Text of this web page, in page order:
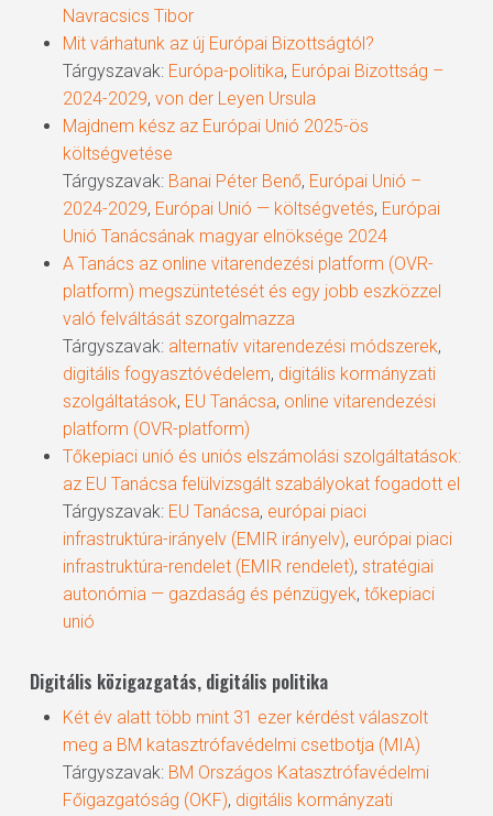
Navracsics Tibor
Mit várhatunk az új Európai Bizottságtól?
Tárgyszavak: Európa-politika, Európai Bizottság –
2024-2029, von der Leyen Ursula
Majdnem kész az Európai Unió 2025-ös
költségvetése
Tárgyszavak: Banai Péter Benő, Európai Unió –
2024-2029, Európai Unió — költségvetés, Európai
Unió Tanácsának magyar elnöksége 2024
A Tanács az online vitarendezési platform (OVR-
platform) megszüntetését és egy jobb eszközzel
való felváltását szorgalmazza
Tárgyszavak: alternatív vitarendezési módszerek,
digitális fogyasztóvédelem, digitális kormányzati
szolgáltatások, EU Tanácsa, online vitarendezési
platform (OVR-platform)
Tőkepiaci unió és uniós elszámolási szolgáltatások:
az EU Tanácsa felülvizsgált szabályokat fogadott el
Tárgyszavak: EU Tanácsa, európai piaci
infrastruktúra-irányelv (EMIR irányelv), európai piaci
infrastruktúra-rendelet (EMIR rendelet), stratégiai
autonómia — gazdaság és pénzügyek, tőkepiaci
unió
Digitális közigazgatás, digitális politika
Két év alatt több mint 31 ezer kérdést válaszolt
meg a BM katasztrófavédelmi csetbotja (MIA)
Tárgyszavak: BM Országos Katasztrófavédelmi
Főigazgatóság (OKF), digitális kormányzati